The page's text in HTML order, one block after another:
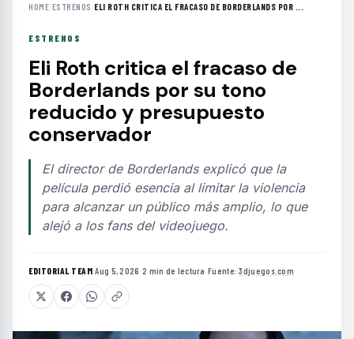
HOME›ESTRENOS ›ELI ROTH CRITICA EL FRACASO DE BORDERLANDS POR ...
ESTRENOS
Eli Roth critica el fracaso de
Borderlands por su tono
reducido y presupuesto
conservador
El director de Borderlands explicó que la
película perdió esencia al limitar la violencia
para alcanzar un público más amplio, lo que
alejó a los fans del videojuego.
EDITORIAL TEAM·Aug 5, 2026 ·2 min de lectura ·Fuente:3djuegos.com